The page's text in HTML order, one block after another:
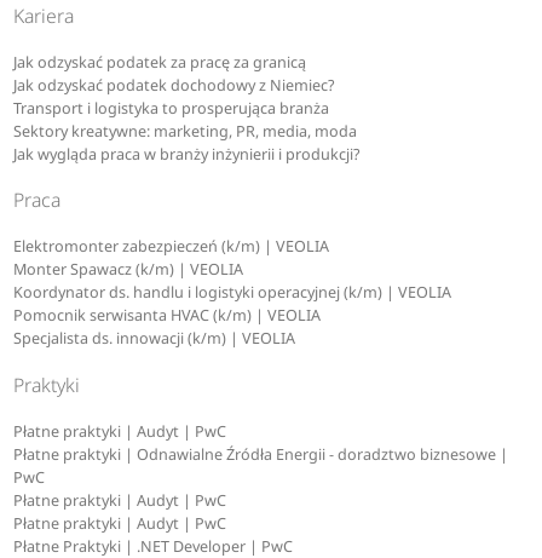
Kariera
Jak odzyskać podatek za pracę za granicą
Jak odzyskać podatek dochodowy z Niemiec?
Transport i logistyka to prosperująca branża
Sektory kreatywne: marketing, PR, media, moda
Jak wygląda praca w branży inżynierii i produkcji?
Praca
Elektromonter zabezpieczeń (k/m) | VEOLIA
Monter Spawacz (k/m) | VEOLIA
Koordynator ds. handlu i logistyki operacyjnej (k/m) | VEOLIA
Pomocnik serwisanta HVAC (k/m) | VEOLIA
Specjalista ds. innowacji (k/m) | VEOLIA
Praktyki
Płatne praktyki | Audyt | PwC
Płatne praktyki | Odnawialne Źródła Energii - doradztwo biznesowe |
PwC
Płatne praktyki | Audyt | PwC
Płatne praktyki | Audyt | PwC
Płatne Praktyki | .NET Developer | PwC